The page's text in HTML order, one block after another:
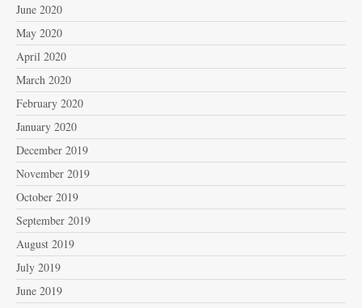
June 2020
May 2020
April 2020
March 2020
February 2020
January 2020
December 2019
November 2019
October 2019
September 2019
August 2019
July 2019
June 2019